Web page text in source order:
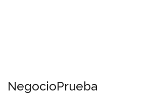
NegocioPrueba